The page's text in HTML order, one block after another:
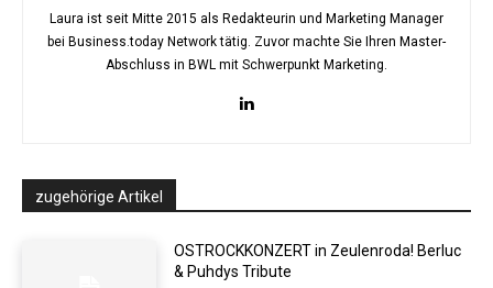
Laura ist seit Mitte 2015 als Redakteurin und Marketing Manager
bei Business.today Network tätig. Zuvor machte Sie Ihren Master-
Abschluss in BWL mit Schwerpunkt Marketing.
zugehörige Artikel
OSTROCKKONZERT in Zeulenroda! Berluc
& Puhdys Tribute